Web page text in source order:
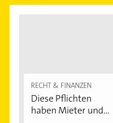
RECHT & FINANZEN
Diese Pflichten
haben Mieter und...